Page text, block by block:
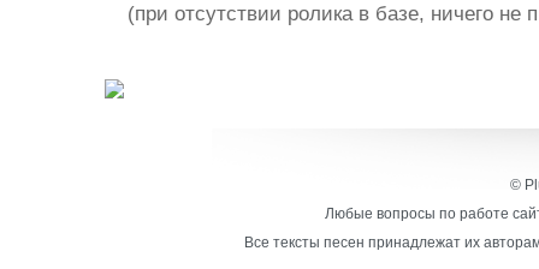
(при отсутствии ролика в базе, ничего не
©
Любые вопросы по работе
Все тексты песен принадлежат их